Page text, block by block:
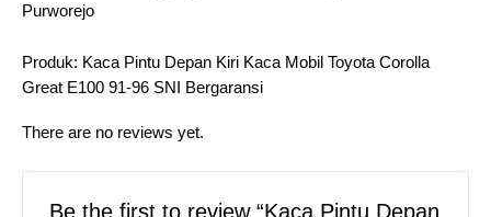
Purworejo
Produk: Kaca Pintu Depan Kiri Kaca Mobil Toyota Corolla
Great E100 91-96 SNI Bergaransi
There are no reviews yet.
Be the first to review “Kaca Pintu Depan